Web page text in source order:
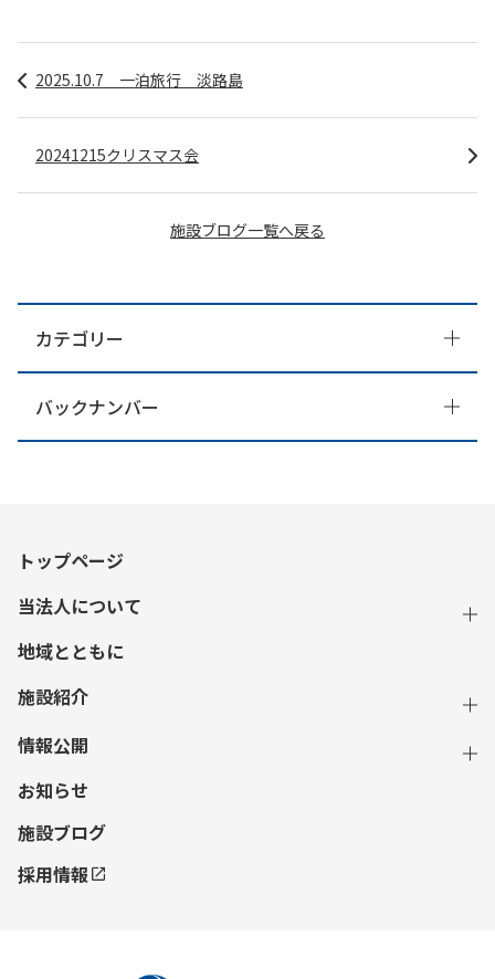
2025.10.7 一泊旅行 淡路島
施設ブログ一覧へ戻る
20241215クリスマス会
カテゴリー
バックナンバー
トップページ
当法人について
地域とともに
施設紹介
情報公開
お知らせ
施設ブログ
採用情報